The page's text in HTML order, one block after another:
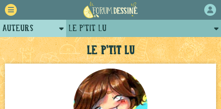
Le p'tit Lu
Auteurs
Retour
Forum
Projets
Tutoriels
Le p'tit Lu
Posts du p'tit lu
Arènes du p'tit lu
Projets collectifs du p'tit lu